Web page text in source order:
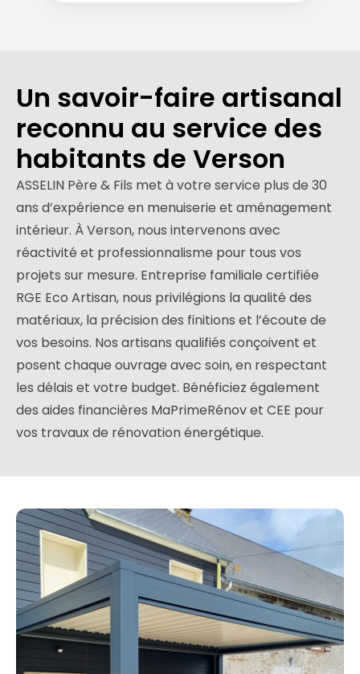
Un savoir-faire artisanal
reconnu au service des
habitants de Verson
ASSELIN Père & Fils met à votre service plus de 30
ans d’expérience en menuiserie et aménagement
intérieur. À Verson, nous intervenons avec
réactivité et professionnalisme pour tous vos
projets sur mesure. Entreprise familiale certifiée
RGE Eco Artisan, nous privilégions la qualité des
matériaux, la précision des finitions et l’écoute de
vos besoins. Nos artisans qualifiés conçoivent et
posent chaque ouvrage avec soin, en respectant
les délais et votre budget. Bénéficiez également
des aides financières MaPrimeRénov et CEE pour
vos travaux de rénovation énergétique.